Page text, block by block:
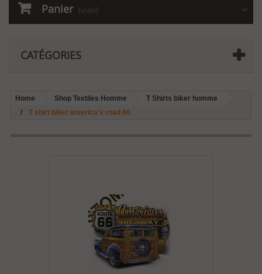
Panier (vide)
CATÉGORIES
Home Shop Textiles Homme
T Shirts biker homme
T shirt biker america's road 66